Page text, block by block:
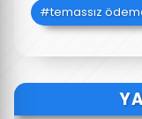
temassız